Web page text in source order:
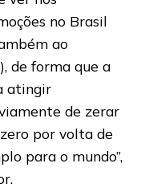
no Brasil
ao
de forma que a
atingir
de zerar
por volta de
para o mundo”,